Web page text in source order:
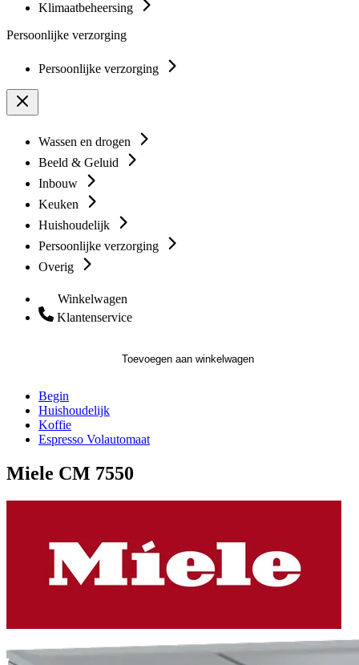
Klimaatbeheersing
Persoonlijke verzorging
Persoonlijke verzorging
Wassen en drogen
Beeld & Geluid
Inbouw
Keuken
Huishoudelijk
Persoonlijke verzorging
Overig
Winkelwagen
Klantenservice
Toevoegen aan winkelwagen
Begin
Huishoudelijk
Koffie
Espresso Volautomaat
Miele CM 7550